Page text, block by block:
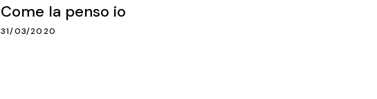
Come la penso io
31/03/2020